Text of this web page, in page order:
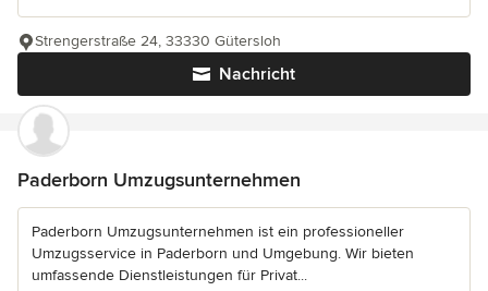
Nachricht
Strengerstraße 24, 33330 Gütersloh
Paderborn Umzugsunternehmen
Paderborn Umzugsunternehmen ist ein professioneller
Umzugsservice in Paderborn und Umgebung. Wir bieten
umfassende Dienstleistungen für Privat...